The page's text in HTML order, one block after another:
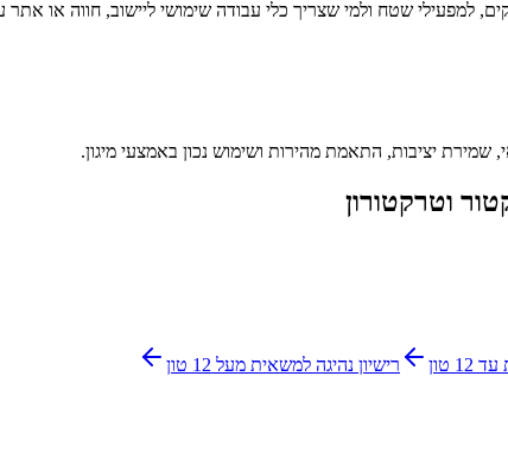
למפעילי שטח ולמי שצריך כלי עבודה שימושי ליישוב, חווה או אתר
יציבות, התאמת מהירות ושימוש נכון באמצעי מיגון.
וטרקטורון
טון
רישיון נהיגה למשאית מעל 12 טון